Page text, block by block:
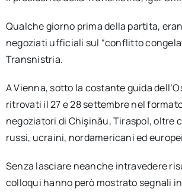
Qualche giorno prima della partita,
negoziati ufficiali sul “conflitto
Transnistria.
A Vienna, sotto la costante guida
ritrovati il 27 e 28 settembre nel formato
negoziatori di Chişinău, Tiraspol, oltre
russi, ucraini, nordamericani ed
Senza lasciare neanche intravedere
colloqui hanno però mostrato segnali